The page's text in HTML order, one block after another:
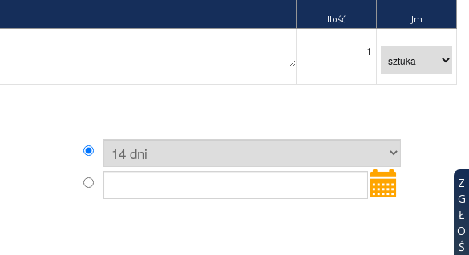
Z
G
Ł
O
Ś
Ilość Jm